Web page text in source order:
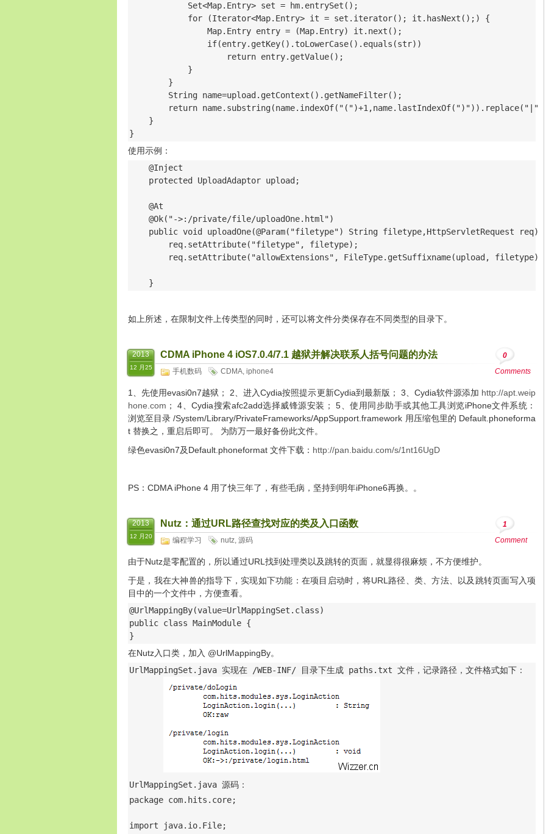
            Set<Map.Entry> set = hm.entrySet();
            for (Iterator<Map.Entry> it = set.iterator(); it.hasNext();) {
                Map.Entry entry = (Map.Entry) it.next();
                if(entry.getKey().toLowerCase().equals(str))
                    return entry.getValue();
            }
        }
        String name=upload.getContext().getNameFilter();
return name.substring(name.indexOf("(")+1,name.lastIndexOf(")")).replace("|",
    }
}
使用示例：
    @Inject
    protected UploadAdaptor upload;
    @At
    @Ok("->:/private/file/uploadOne.html")
    public void uploadOne(@Param("filetype") String filetype,HttpServletRequest req){
        req.setAttribute("filetype", filetype);
req.setAttribute("allowExtensions", FileType.getSuffixname(upload,
    }
如上所述，在限制文件上传类型的同时，还可以将文件分类保存在不同类型的目录下。
2013
12 月25
CDMA iPhone 4 iOS7.0.4/7.1 越狱并解决联系人括号问题的办法
手机数码 CDMA, iphone4
0
Comments
1、先使用evasi0n7越狱； 2、进入Cydia按照提示更新Cydia到最新版； 3、Cydia软件源添加 http://apt.weip
hone.com ； 4、Cydia搜索afc2add选择威锋源安装； 5、使用同步助手或其他工具浏览iPhone文件系统：
浏览至目录 /System/Library/PrivateFrameworks/AppSupport.framework 用压缩包里的 Default.phoneforma
t 替换之，重启后即可。 为防万一最好备份此文件。
绿色evasi0n7及Default.phoneformat 文件下载： http://pan.baidu.com/s/1nt16UgD
PS：CDMA iPhone 4 用了快三年了，有些毛病，坚持到明年iPhone6再换。。
2013
12 月20
Nutz：通过URL路径查找对应的类及入口函数
编程学习 nutz, 源码
1
Comment
由于Nutz是零配置的，所以通过URL找到处理类以及跳转的页面，就显得很麻烦，不方便维护。
于是，我在大神兽的指导下，实现如下功能：在项目启动时，将URL路径、类、方法、以及跳转页面写入项
目中的一个文件中，方便查看。
@UrlMappingBy(value=UrlMappingSet.class)
public class MainModule {
}
在Nutz入口类，加入 @UrlMappingBy。
UrlMappingSet.java 实现在 /WEB-INF/ 目录下生成 paths.txt 文件，记录路径，文件格式如下：
UrlMappingSet.java 源码：
package com.hits.core;
import java.io.File;